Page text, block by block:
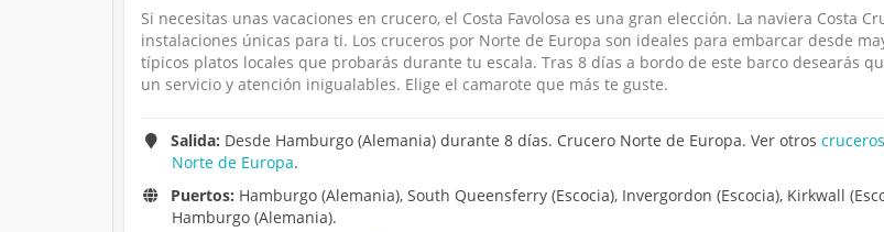
Si necesitas unas vacaciones en crucero, el Costa Favolosa es una gran elección. La naviera Costa
instalaciones únicas para ti. Los cruceros por Norte de Europa son ideales para embarcar desde
típicos platos locales que probarás durante tu escala. Tras 8 días a bordo de este barco desearás
un servicio y atención inigualables. Elige el camarote que más te guste.
Salida: Desde Hamburgo (Alemania) durante 8 días. Crucero Norte de Europa. Ver otroscruceros
Norte de Europa.
Puertos: Hamburgo (Alemania), South Queensferry (Escocia), Invergordon (Escocia), Kirkwall
Hamburgo (Alemania).